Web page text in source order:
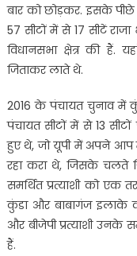
बार को छोड़कर. इसके
57 सीटों में से 17 सीटें
विधानसभा क्षेत्र की हैं.
जिताकर लाते थे.
2016 के पंचायत चुनाव में
पंचायत सीटों में से 13 सीटों
हुए थे, जो यूपी में अपने आप
रहा करा थे, जिसके चलते
समर्थित प्रत्याशी को एक
कुंडा और बाबागंज इलाके
और बीजेपी प्रत्याशी
हैं.